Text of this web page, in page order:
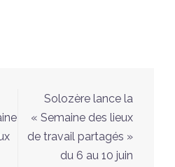
Solozère lance la
« Semaine des lieux
de travail partagés »
du 6 au 10 juin